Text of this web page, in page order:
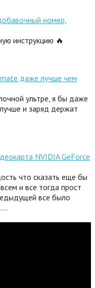
номер,
инструкцию 🔥
даже лучше чем
ультре, я бы даже
и заряд держат
NVIDIA GeForce
что сказать еще бы
и все тогда прост
все было